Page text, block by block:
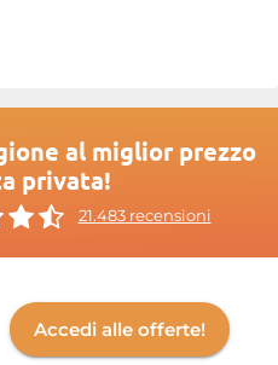
al miglior prezzo
privata!
21.483 recensioni
Accedi alle offerte!